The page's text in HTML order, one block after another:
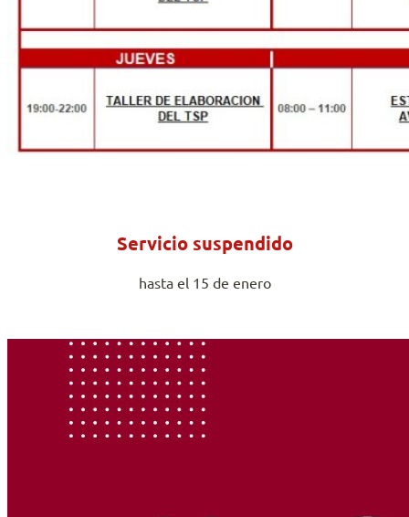
Servicio suspendido
hasta el 15 de enero